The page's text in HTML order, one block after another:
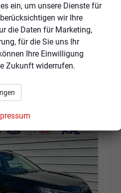
Außenfarbe Grenadillschwarz Metallic
Kilometerstand 25 km
Angebot anfordern
Fahrzeugexpose (PDF)
Fahrzeug parken
g/km
ein, um unsere Dienste für
wir Ihre
die Daten für Marketing,
für die Sie uns Ihr
Ihre Einwilligung
Zukunft widerrufen.